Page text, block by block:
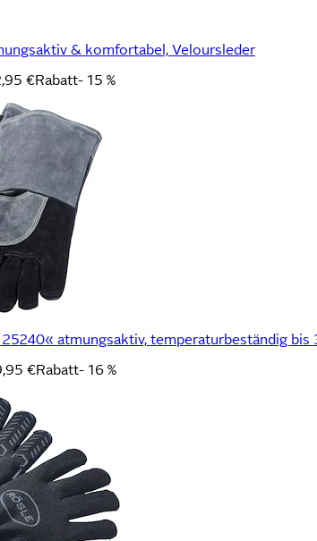
& komfortabel, Veloursleder
€Rabatt- 15 %
atmungsaktiv, temperaturbeständig bis
€Rabatt- 16 %